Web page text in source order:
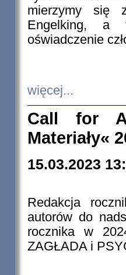
mierzymy się
Engelking, a
oświadczenie
więcej...
Call for
Materiały«
15.03.2023
Redakcja
autorów do
rocznika w
ZAGŁADA i